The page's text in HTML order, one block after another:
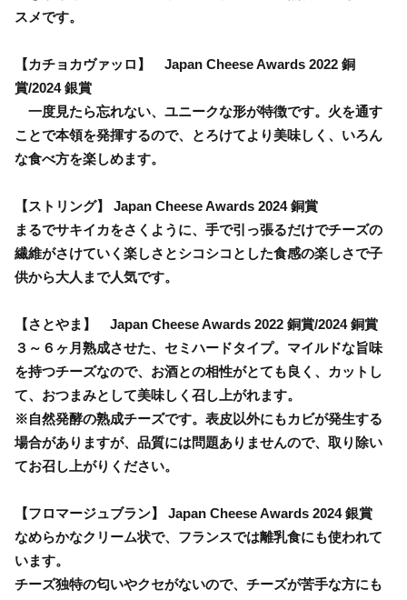
スメです。
【カチョカヴァッロ】 Japan Cheese Awards 2022 銅
賞/2024 銀賞
一度見たら忘れない、ユニークな形が特徴です。火を通す
ことで本領を発揮するので、とろけてより美味しく、いろん
な食べ方を楽しめます。
【ストリング】 Japan Cheese Awards 2024 銅賞
まるでサキイカをさくように、手で引っ張るだけでチーズの
繊維がさけていく楽しさとシコシコとした食感の楽しさで子
供から大人まで人気です。
【さとやま】 Japan Cheese Awards 2022 銅賞/2024 銅賞
３～６ヶ月熟成させた、セミハードタイプ。マイルドな旨味
を持つチーズなので、お酒との相性がとても良く、カットし
て、おつまみとして美味しく召し上がれます。
※自然発酵の熟成チーズです。表皮以外にもカビが発生する
場合がありますが、品質には問題ありませんので、取り除い
てお召し上がりください。
【フロマージュブラン】 Japan Cheese Awards 2024 銀賞
なめらかなクリーム状で、フランスでは離乳食にも使われて
います。
チーズ独特の匂いやクセがないので、チーズが苦手な方にも